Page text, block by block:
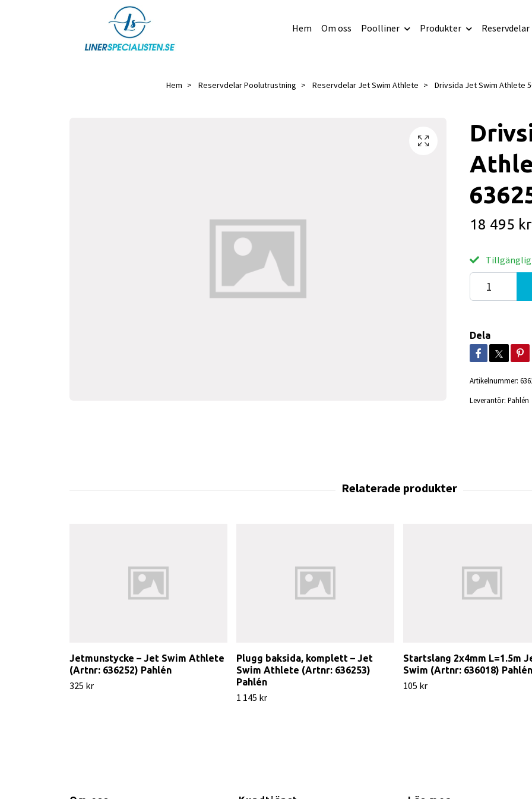
Hem Om oss Poolliner Produkter Reservdelar
Hem Reservdelar Poolutrustning Reservdelar Jet Swim Athlete Drivsida Jet Swim Athlete
18 495 kr
Tillgänglig
Dela
Artikelnummer:
Leverantör: Pahlén
Jetmunstycke – Jet Swim Athlete
(Artnr: 636252) Pahlén
325 kr
Plugg baksida, komplett – Jet
Swim Athlete (Artnr: 636253)
Pahlén
1 145 kr
Startslang 2x4mm L=1.5m
Swim (Artnr: 636018) Pahlén
105 kr